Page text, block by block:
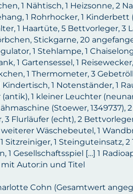
1 Nähtisch, 1 Heizsonne, 2
1 Rohrhocker, 1
1 Haartüte, 5 Bettvorleger, 3
Stickgarne, 20
1 Stehlampe, 1
1 Gartensessel, 1
1 Thermometer, 3
Kindertisch, 1 Notenständer, 1
1 kleiner Leuchter
(Stoewer, 1349737),
3 Flurläufer (echt), 2
Wäschebeutel, 1
Sitzreiniger, 1 Steinguteinsatz,
1 Gesellschaftsspiel […] 1
mit Autor:in und Titel
Cohn (Gesamtwert